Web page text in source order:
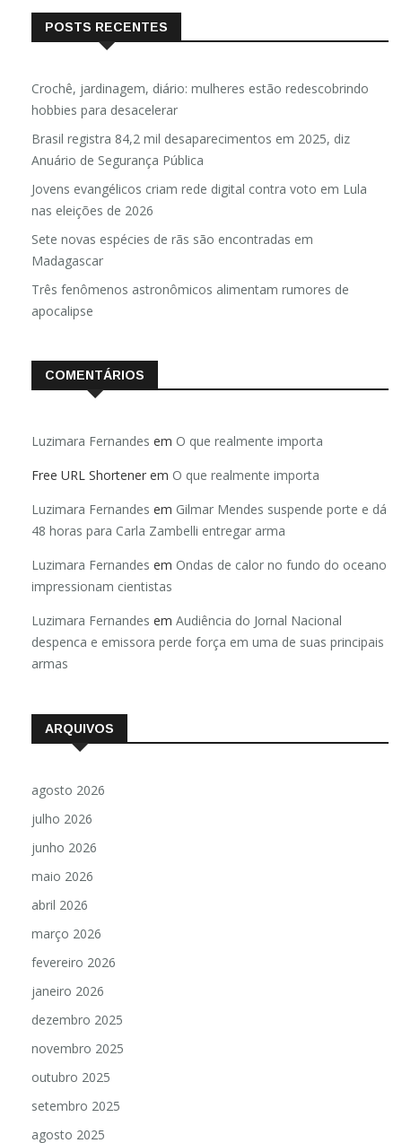
POSTS RECENTES
Crochê, jardinagem, diário: mulheres estão redescobrindo
hobbies para desacelerar
Brasil registra 84,2 mil desaparecimentos em 2025, diz
Anuário de Segurança Pública
Jovens evangélicos criam rede digital contra voto em Lula
nas eleições de 2026
Sete novas espécies de rãs são encontradas em
Madagascar
Três fenômenos astronômicos alimentam rumores de
apocalipse
COMENTÁRIOS
Luzimara Fernandes em O que realmente importa
Free URL Shortener em O que realmente importa
Luzimara Fernandes em Gilmar Mendes suspende porte e dá
48 horas para Carla Zambelli entregar arma
Luzimara Fernandes em Ondas de calor no fundo do oceano
impressionam cientistas
Luzimara Fernandes em Audiência do Jornal Nacional
despenca e emissora perde força em uma de suas principais
armas
ARQUIVOS
agosto 2026
julho 2026
junho 2026
maio 2026
abril 2026
março 2026
fevereiro 2026
janeiro 2026
dezembro 2025
novembro 2025
outubro 2025
setembro 2025
agosto 2025